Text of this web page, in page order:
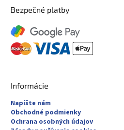
Bezpečné platby
Informácie
Napíšte nám
Obchodné podmienky
Ochrana osobných údajov